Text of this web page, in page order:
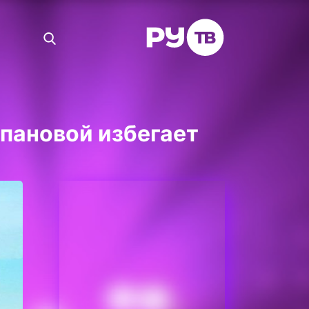
избегает